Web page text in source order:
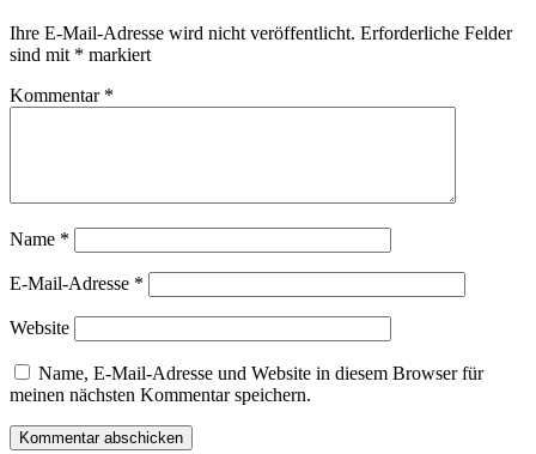
Ihre E-Mail-Adresse wird nicht veröffentlicht. Erforderliche Felder
sind mit * markiert
Kommentar *
Name *
E-Mail-Adresse *
Website
Name, E-Mail-Adresse und Website in diesem Browser für
meinen nächsten Kommentar speichern.